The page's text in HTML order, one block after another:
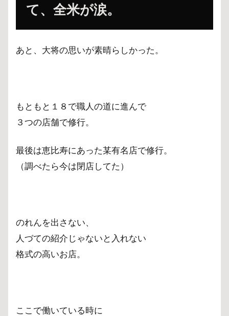
て、全米が涙。
あと、大将の思いが素晴らしかった。
もともと１８で職人の道に進んで
３つの店舗で修行。
最後は恵比寿にあった某有名店で修行。
（調べたら今は閉店してた）
のれんを出さない、
人づての紹介じゃないと入れない
格式の高いお店。
ここで働いている時に